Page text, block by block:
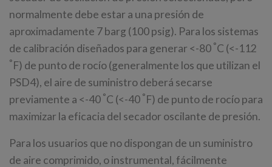
normalmente debe estar a una presión de
aproximadamente 7 barg (100 psig). Para los sistemas
de calibración diseñados para generar <-80 °C (<-112
°F) de punto de rocío (generalmente los que utilizan el
PSD4), el aire de suministro deberá secarse
previamente a <-40 °C (<-40 °F) de punto de rocío para
maximizar la eficacia del secador oscilante de presión.
Para los usuarios que no dispongan de un suministro
de aire comprimido, o instrumental, fácilmente